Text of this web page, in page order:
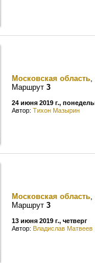
Московская область,
Маршрут 3
24 июня 2019 г.,
Автор: Тихон Мазырин
Московская область,
Маршрут 3
13 июня 2019 г., четверг
Автор: Владислав Матвеев